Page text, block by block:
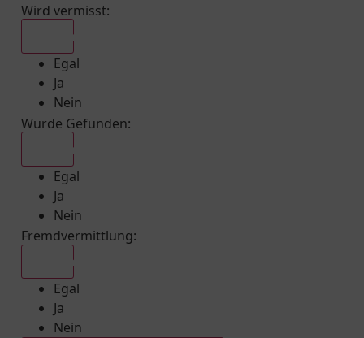
Wird vermisst:
Egal
Ja
Nein
Wurde Gefunden:
Egal
Ja
Nein
Fremdvermittlung:
Egal
Ja
Nein